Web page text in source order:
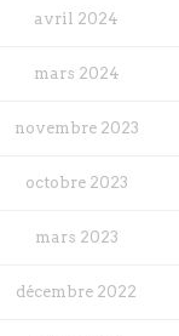
avril 2024
mars 2024
novembre 2023
octobre 2023
mars 2023
décembre 2022